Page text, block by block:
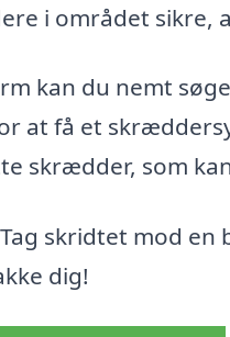
i området sikre,
kan du nemt
at få et
skrædder, som
skridtet mod
dig!